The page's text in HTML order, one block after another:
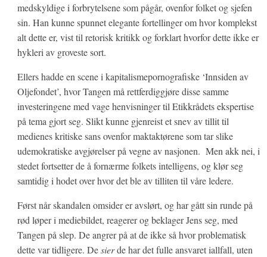
medskyldige i forbrytelsene som pågår, ovenfor folket og sjefen
sin. Han kunne spunnet elegante fortellinger om hvor komplekst
alt dette er, vist til retorisk kritikk og forklart hvorfor dette ikke er
hykleri av groveste sort.
Ellers hadde en scene i kapitalismepornografiske ‘Innsiden av
Oljefondet’, hvor Tangen må rettferdiggjøre disse samme
investeringene med vage henvisninger til Etikkrådets ekspertise
på tema gjort seg. Slikt kunne gjenreist et snev av tillit til
medienes kritiske sans ovenfor maktaktørene som tar slike
udemokratiske avgjørelser på vegne av nasjonen. Men akk nei, i
stedet fortsetter de å fornærme folkets intelligens, og klør seg
samtidig i hodet over hvor det ble av tilliten til våre ledere.
Først når skandalen omsider er avslørt, og har gått sin runde på
rød løper i mediebildet, reagerer og beklager Jens seg, med
Tangen på slep. De angrer på at de ikke så hvor problematisk
dette var tidligere. Desierde har det fulle ansvaret iallfall, uten